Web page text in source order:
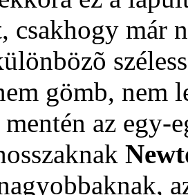
csakhogy már
gömb, nem
az egy-